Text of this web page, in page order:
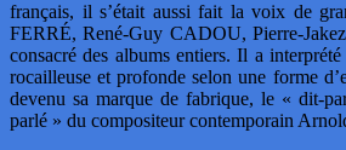
français, il s’était aussi fait la voix de
FERRÉ, René-Guy CADOU, Pierre-
consacré des albums entiers. Il a
rocailleuse et profonde selon une forme
devenu sa marque de fabrique, le « dit-
parlé » du compositeur contemporain